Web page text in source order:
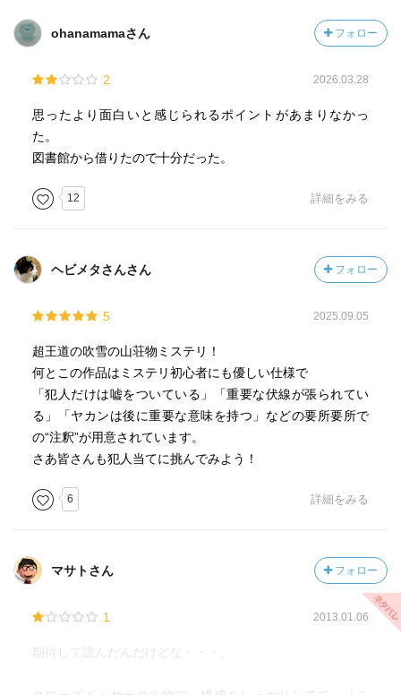
ohanamamaさん フォロー
2 2026.03.28
思ったより面白いと感じられるポイントがあまりなかっ
た。
図書館から借りたので十分だった。
12 詳細をみる
ヘビメタさんさん フォロー
5 2025.09.05
超王道の吹雪の山荘物ミステリ！
何とこの作品はミステリ初心者にも優しい仕様で
「犯人だけは嘘をついている」「重要な伏線が張られてい
る」「ヤカンは後に重要な意味を持つ」などの要所要所で
の“注釈”が用意されています。
さあ皆さんも犯人当てに挑んでみよう！
6 詳細をみる
マサトさん フォロー
1 2013.01.06
期待して読んだんだけどな・・・。